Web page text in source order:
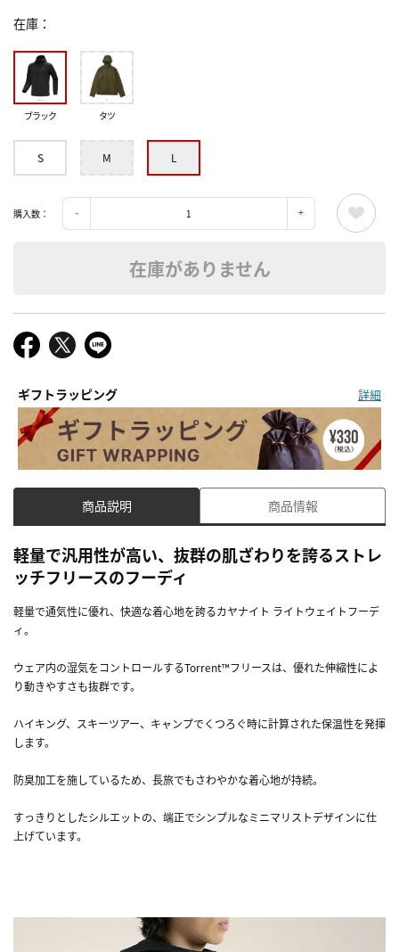
在庫
ブラック タツ
S M L
購入数：
在庫がありません
ギフトラッピング 詳細
商品説明 商品情報
軽量で汎用性が高い、抜群の肌ざわりを誇るストレ
ッチフリースのフーディ
軽量で通気性に優れ、快適な着心地を誇るカヤナイト ライトウェイトフーデ
ィ。
ウェア内の湿気をコントロールするTorrent™フリースは、優れた伸縮性によ
り動きやすさも抜群です。
ハイキング、スキーツアー、キャンプでくつろぐ時に計算された保温性を発揮
します。
防臭加工を施しているため、長旅でもさわやかな着心地が持続。
すっきりとしたシルエットの、端正でシンプルなミニマリストデザインに仕
上げています。